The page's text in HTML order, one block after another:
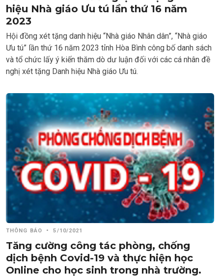
hiệu Nhà giáo Ưu tú lần thứ 16 năm
2023
Hội đồng xét tặng danh hiệu “Nhà giáo Nhân dân”, “Nhà giáo
Ưu tú” lần thứ 16 năm 2023 tỉnh Hòa Bình công bố danh sách
và tổ chức lấy ý kiến thăm dò dư luận đối với các cá nhân đề
nghị xét tặng Danh hiệu Nhà giáo Ưu tú.
THÔNG BÁO • 5/10/2021
Tăng cường công tác phòng, chống
dịch bệnh Covid-19 và thực hiện học
Online cho học sinh trong nhà trường.